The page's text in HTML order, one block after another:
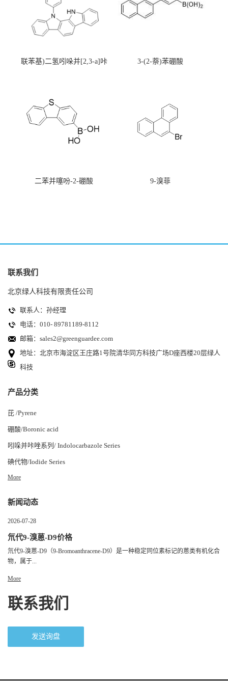
联苯基)二氢吲哚并[2,3-a]咔
3-(2-萘)苯硼酸
二苯并噻吩-2-硼酸 9-溴菲
联系我们
北京绿人科技有限责任公司
联系人：孙经理
电话：010- 89781189-8112
邮箱： sales2@greenguardee.com
地址：北京市海淀区王庄路1号院清华同方科技广场D座西楼20层绿人
科技
产品分类
芘 /Pyrene
硼酸/Boronic acid
吲哚并咔唑系列/ Indolocarbazole Series
碘代物/Iodide Series
More
新闻动态
2026-07-28
氘代9-溴蒽-D9价格
氘代9-溴蒽-D9（9-Bromoanthracene-D9）是一种稳定同位素标记的蒽类有机化合
物，属于...
More
联系我们
发送询盘